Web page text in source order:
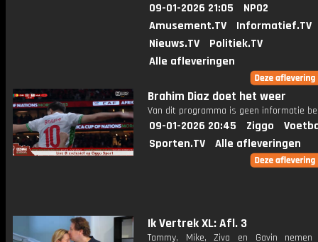
09-01-2026 21:05
NPO2
Amusement.TV
Informatief.TV
Nieuws.TV
Politiek.TV
Alle afleveringen
Brahim Diaz doet het weer
Van dit programma is geen informatie
09-01-2026 20:45 Ziggo
Sporten.TV
Alle afleveringen
Ik Vertrek XL: Afl. 3
Tammy, Mike, Ziva en Gavin